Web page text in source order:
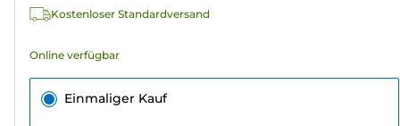
Kostenloser Standardversand
Online verfügbar
Einmaliger Kauf